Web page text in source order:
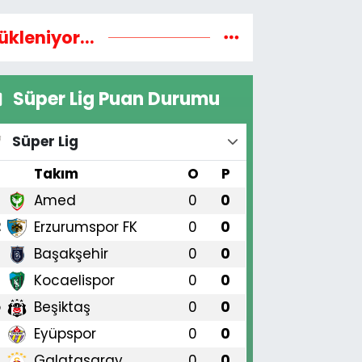
Süper Lig Puan Durumu
Süper Lig
Takım O P
Amed 0 0
Erzurumspor FK 0 0
Başakşehir 0 0
Kocaelispor 0 0
Beşiktaş 0 0
Eyüpspor 0 0